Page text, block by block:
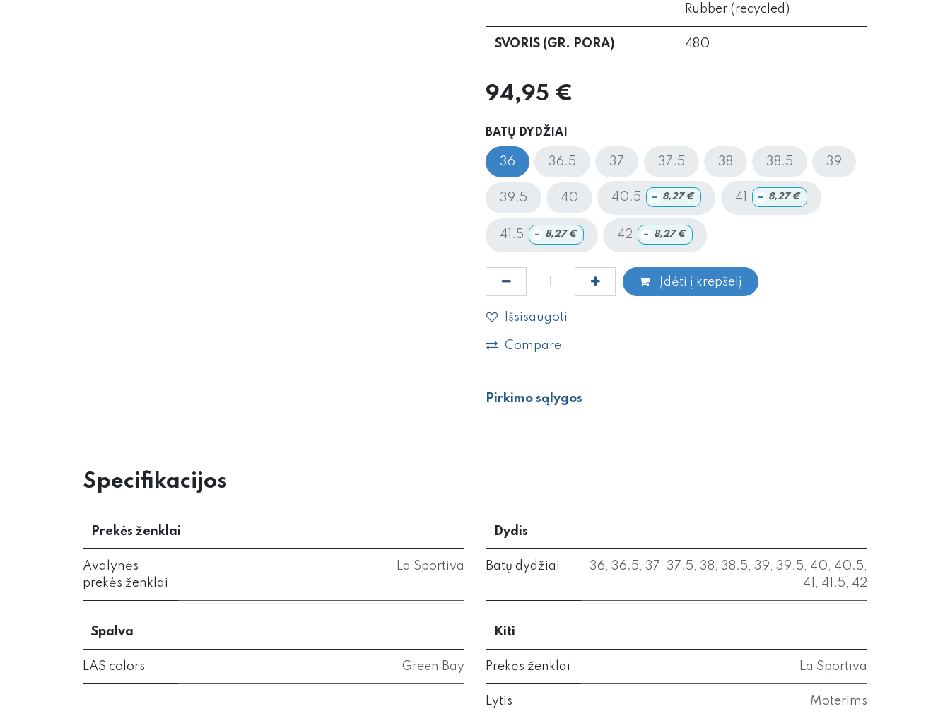
Rubber (recycled)
SVORIS (GR. PORA) 480
94,95 €
BATŲ DYDŽIAI
36 36.5 37 37.5 38 38.5 39
39.5 40 40.5 - 8,27€ 41 - 8,27€
41.5 - 8,27€ 42 - 8,27€
Įdėti į krepšelį
Išsisaugoti
Compare
Pirkimo sąlygos
Specifikacijos
Prekės ženklai
Avalynės
prekės ženklai
La Sportiva
Dydis
Batų dydžiai 36 36.5 37 37.5 38 38.5 39 39.5 40 40.5
41
41.5 42
Spalva
LAS colors Green Bay
Kiti
Prekės ženklai La Sportiva
Lytis Moterims